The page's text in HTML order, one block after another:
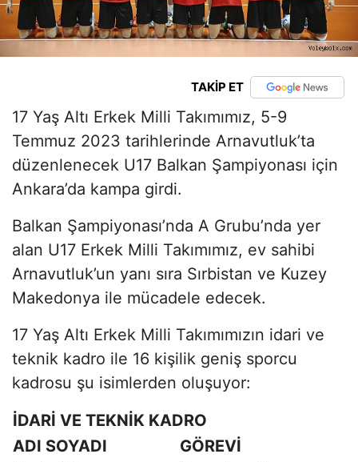
TAKİP ET
17 Yaş Altı Erkek Milli Takımımız, 5-9
Temmuz 2023 tarihlerinde Arnavutluk’ta
düzenlenecek U17 Balkan Şampiyonası için
Ankara’da kampa girdi.
Balkan Şampiyonası’nda A Grubu’nda yer
alan U17 Erkek Milli Takımımız, ev sahibi
Arnavutluk’un yanı sıra Sırbistan ve Kuzey
Makedonya ile mücadele edecek.
17 Yaş Altı Erkek Milli Takımımızın idari ve
teknik kadro ile 16 kişilik geniş sporcu
kadrosu şu isimlerden oluşuyor:
İDARİ VE TEKNİK KADRO
ADI SOYADI
GÖREVİ